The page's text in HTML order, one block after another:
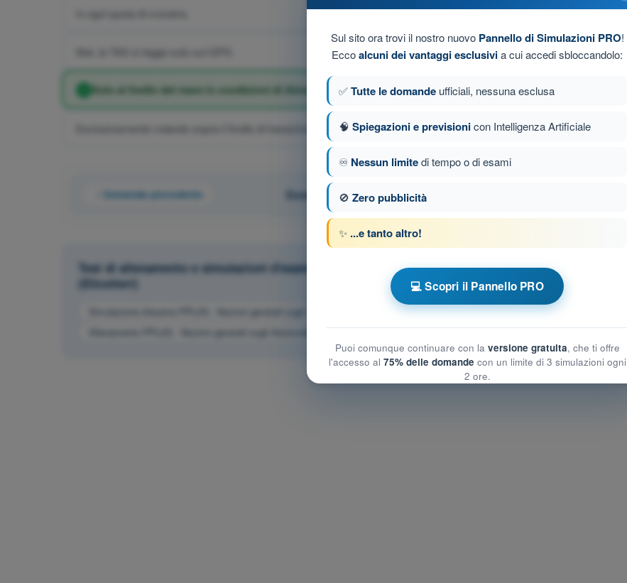
In ogni quota di crociera.
Mai, la TAS si legge solo sul GPS.
Solo al livello del mare in condizioni di Atmosfera Standard (ISA, 15°C e 1013,2 hPa).
Esclusivamente volando sopra il livello di transizione (FL).
Domanda precedente Domanda 60 di 159
Test di allenamento e simulazioni d'esame a tempo PPL(H) - Licenza Pilota Privato
(Elicotteri)
Simulazione d'esame PPL(H) - Nozioni generali sugli Aeromobili
Allenamento PPL(H) - Nozioni generali sugli Aeromobili
Esame in PDF PPL(H) - Nozioni generali sugli Aeromobili
Sul sito ora trovi il nostro nuovo Pannello di Simulazioni PRO!
Eccoalcuni dei vantaggi esclusivia cui accedi sbloccandolo:
✅Tutte le domande ufficiali, nessuna esclusa
🧠 Spiegazioni e previsionicon Intelligenza Artificiale
♾️ Nessun limitedi tempo o di esami
🚫 Zero pubblicità
✨ ...e tanto altro!
💻 Scopri il Pannello PRO
Puoi comunque continuare con la versione gratuita, che ti offre
l'accesso al 75% delle domande con un limite di 3 simulazioni ogni
2 ore.